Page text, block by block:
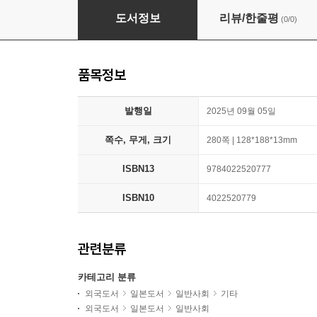
天聲人語 2025年 1月-6月
도서정보 리뷰/한줄평 (0/0)
품목정보
발행일 2025년 09월 05일
쪽수, 무게, 크기 280쪽 | 128*188*13mm
ISBN13 9784022520777
ISBN10 4022520779
관련분류
카테고리 분류
외국도서 일본도서 일반사회
기타
외국도서
일본도서 일반사회